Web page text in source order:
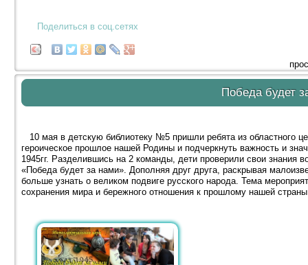
Поделиться в соц.сетях
Победа будет
10 мая в детскую библиотеку №5 пришли ребята из областного
героическое прошлое нашей Родины и подчеркнуть важность и
1945гг. Разделившись на 2 команды, дети проверили свои знания
«Победа будет за нами». Дополняя друг друга, раскрывая
больше узнать о великом подвиге русского народа. Тема
сохранения мира и бережного отношения к прошлому нашей